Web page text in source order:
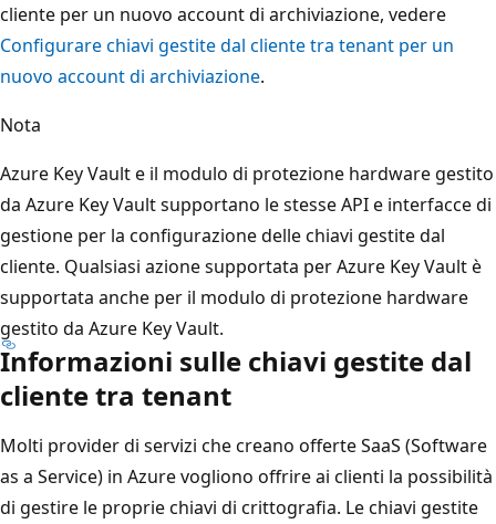
cliente per un nuovo account di archiviazione, vedere
Configurare chiavi gestite dal cliente tra tenant per un
nuovo account di archiviazione.
Nota
Azure Key Vault e il modulo di protezione hardware gestito
da Azure Key Vault supportano le stesse API e interfacce di
gestione per la configurazione delle chiavi gestite dal
cliente. Qualsiasi azione supportata per Azure Key Vault è
supportata anche per il modulo di protezione hardware
gestito da Azure Key Vault.
Informazioni sulle chiavi gestite dal
cliente tra tenant
Molti provider di servizi che creano offerte SaaS (Software
as a Service) in Azure vogliono offrire ai clienti la possibilità
di gestire le proprie chiavi di crittografia. Le chiavi gestite